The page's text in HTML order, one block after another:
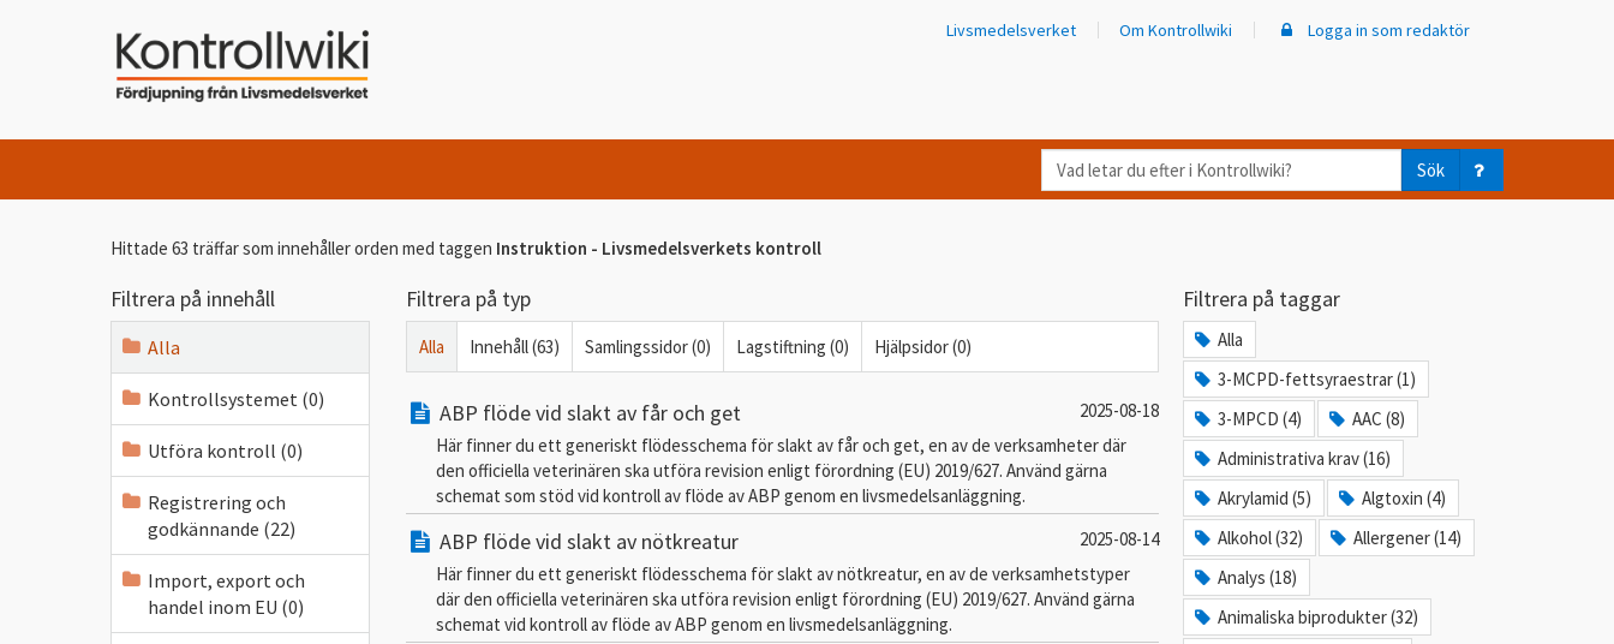
Livsmedelsverket Om Kontrollwiki Logga in som redaktör
Vad
letar
Kontrollwiki?
Sök
Hittade 63 träffar som innehåller orden med taggen Instruktion - Livsmedelsverkets kontroll
Filtrera på innehåll
Alla
Kontrollsystemet (0)
Utföra kontroll (0)
Registrering och
godkännande (22)
Import, export och
handel inom EU (0)
Filtrera på typ
Alla Innehåll (63) Samlingssidor (0) Lagstiftning (0) Hjälpsidor (0)
ABP flöde vid slakt av får och get
2025-08-18
Här finner du ett generiskt flödesschema för slakt av får och get, en av de verksamheter där
den officiella veterinären ska utföra revision enligt förordning (EU) 2019/627. Använd gärna
schemat som stöd vid kontroll av flöde av ABP genom en livsmedelsanläggning.
ABP flöde vid slakt av nötkreatur
2025-08-14
Här finner du ett generiskt flödesschema för slakt av nötkreatur, en av de verksamhetstyper
där den officiella veterinären ska utföra revision enligt förordning (EU) 2019/627. Använd gärna
schemat vid kontroll av flöde av ABP genom en livsmedelsanläggning.
Filtrera på taggar
Alla
3-MCPD-fettsyraestrar (1)
3-MPCD (4)
AAC (8)
Administrativa krav (16)
Akrylamid (5)
Algtoxin (4)
Alkohol (32)
Allergener (14)
Analys (18)
Animaliska biprodukter (32)